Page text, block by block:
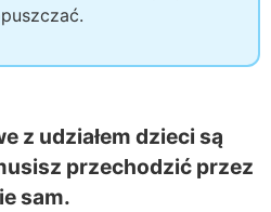
z udziałem dzieci są
przechodzić przez
sam.